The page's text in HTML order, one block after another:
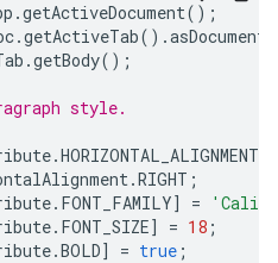
.getActiveDocument();
.getActiveTab().
.getBody();
style.
.HORIZONTAL_ALIGNMENT
.RIGHT ;
. FONT_FAMILY] =
. FONT_SIZE] = 18 ;
.BOLD] = true ;